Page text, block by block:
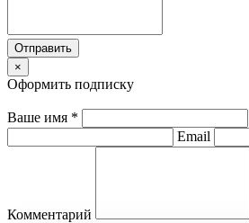
Отправить
×
Оформить подписку
Ваше имя *
Email
Комментарий